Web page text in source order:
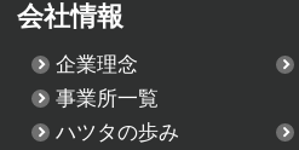
会社情報
企業理念
事業所一覧
ハツタの歩み